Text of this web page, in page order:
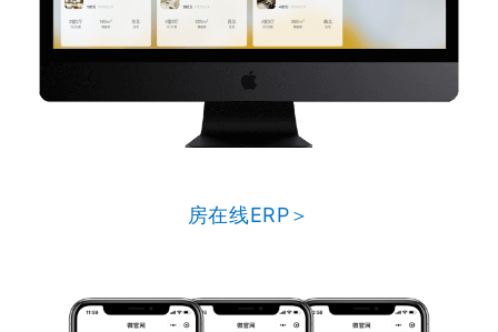
房在线ERP＞